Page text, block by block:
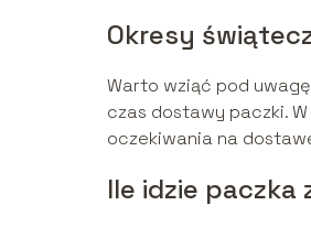
Okresy
Warto wziąć pod
czas dostawy paczki.
oczekiwania na
Ile idzie paczka